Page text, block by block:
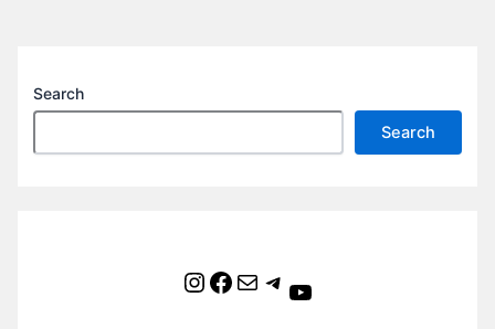
Search
Search
Instagram Facebook Mail Telegram YouTube